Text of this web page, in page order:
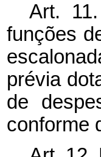
Art.
funções
prévia
de
conforme